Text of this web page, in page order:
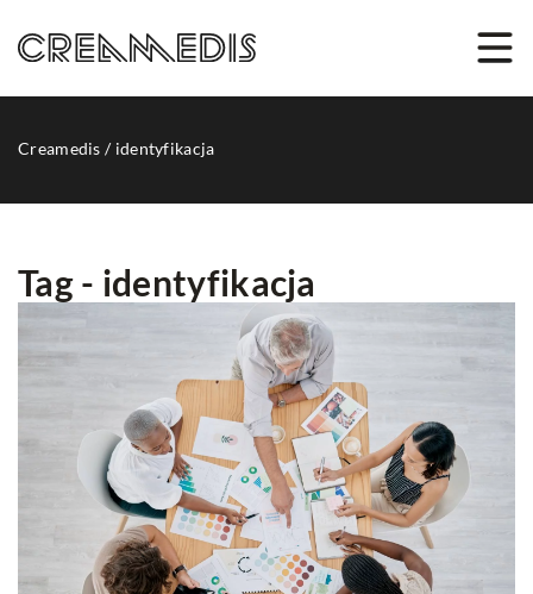
Creamedis / identyfikacja
Tag - identyfikacja